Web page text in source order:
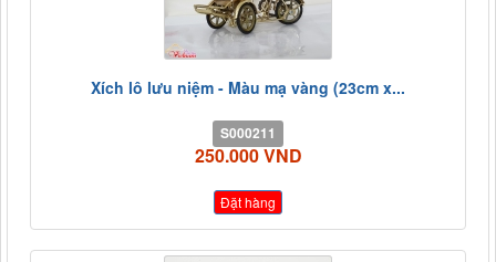
Xích lô lưu niệm - Màu mạ vàng (23cm x...
S000211
250.000 VND
Đặt hàng